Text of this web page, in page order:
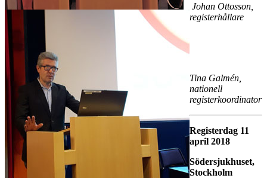
Johan Ottosson,
registerhållare
Tina Galmén,
nationell
registerkoordinator
Registerdag 11
april 2018
Södersjukhuset,
Stockholm